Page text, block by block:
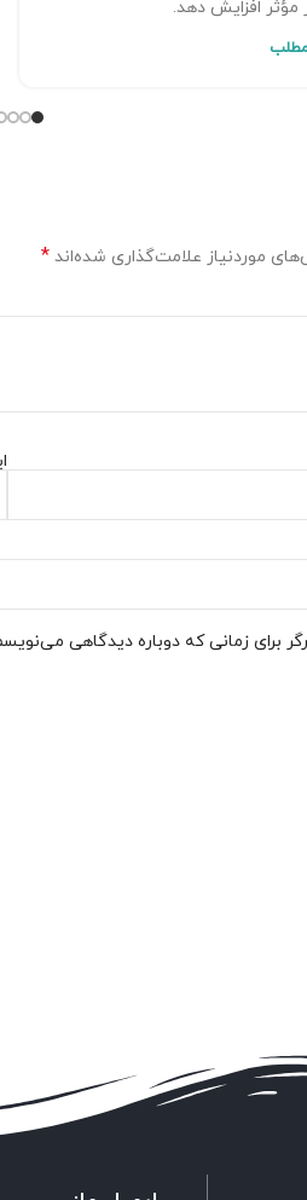
مؤثر افزایش دهد.
مطلب
موردنیاز علامت‌گذاری شده‌اند *
برای زمانی که دوباره دیدگاهی